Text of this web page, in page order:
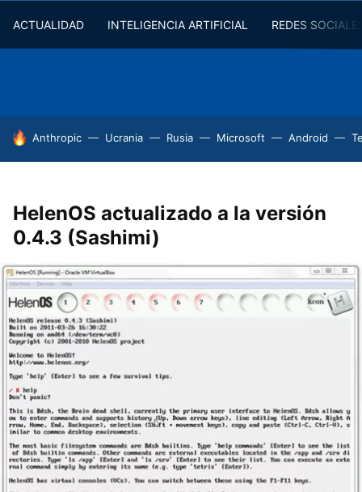
ACTUALIDAD INTELIGENCIA ARTIFICIAL REDES
HOY SE HABLA DE
Anthropic Ucrania Rusia Microsoft Android
HelenOS actualizado a la versión
0.4.3 (Sashimi)